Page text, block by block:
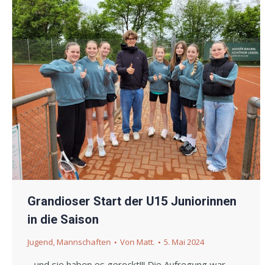
Grandioser Start der U15 Juniorinnen
in die Saison
Jugend,Mannschaften Von Matt. 5. Mai 2024